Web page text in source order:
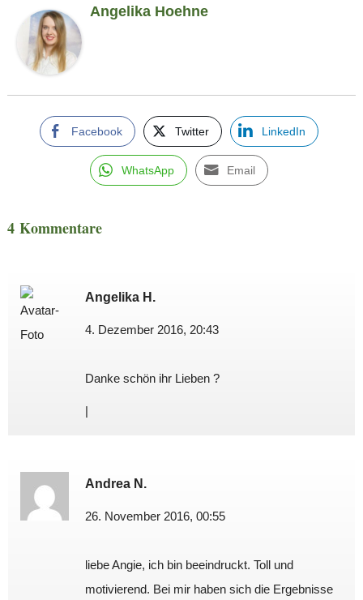
Angelika Hoehne
Facebook Twitter LinkedIn
WhatsApp Email
4 Kommentare
Angelika H.
4. Dezember 2016, 20:43
Danke schön ihr Lieben ?
|
Andrea N.
26. November 2016, 00:55
liebe Angie, ich bin beeindruckt. Toll und
motivierend. Bei mir haben sich die Ergebnisse